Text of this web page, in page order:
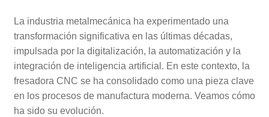
La industria metalmecánica ha experimentado una
transformación significativa en las últimas décadas,
impulsada por la digitalización, la automatización y la
integración de inteligencia artificial. En este contexto, la
fresadora CNC se ha consolidado como una pieza clave
en los procesos de manufactura moderna. Veamos cómo
ha sido su evolución.